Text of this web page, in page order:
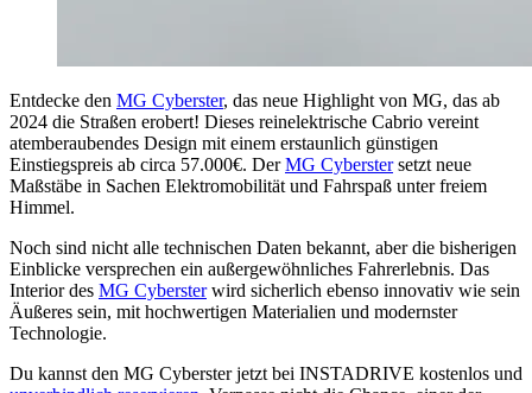
Entdecke den MG Cyberster, das neue Highlight von MG, das ab
2024 die Straßen erobert! Dieses reinelektrische Cabrio vereint
atemberaubendes Design mit einem erstaunlich günstigen
Einstiegspreis ab circa 57.000€. DerMG Cyberstersetzt neue
Maßstäbe in Sachen Elektromobilität und Fahrspaß unter freiem
Himmel.
Noch sind nicht alle technischen Daten bekannt, aber die bisherigen
Einblicke versprechen ein außergewöhnliches Fahrerlebnis. Das
Interior des MG Cybersterwird sicherlich ebenso innovativ wie sein
Äußeres sein, mit hochwertigen Materialien und modernster
Technologie.
Du kannst den MG Cyberster jetzt bei INSTADRIVE kostenlos und